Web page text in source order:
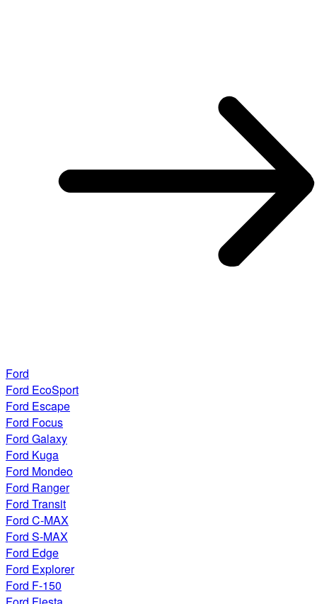
Ford
Ford EcoSport
Ford Escape
Ford Focus
Ford Galaxy
Ford Kuga
Ford Mondeo
Ford Ranger
Ford Transit
Ford C-MAX
Ford S-MAX
Ford Edge
Ford Explorer
Ford F-150